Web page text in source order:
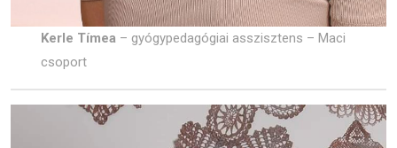
Kerle Tímea– gyógypedagógiai asszisztens – Maci
csoport